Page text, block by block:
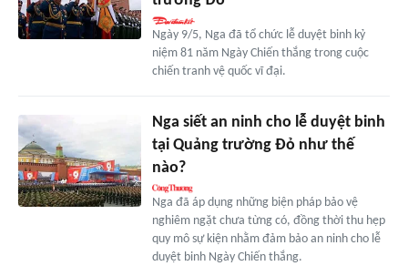
Ngày 9/5, Nga đã tổ chức lễ duyệt binh kỷ
niệm 81 năm Ngày Chiến thắng trong cuộc
chiến tranh vệ quốc vĩ đại.
Nga siết an ninh cho lễ duyệt binh
tại Quảng trường Đỏ như thế
nào?
Nga đã áp dụng những biện pháp bảo vệ
nghiêm ngặt chưa từng có, đồng thời thu hẹp
quy mô sự kiện nhằm đảm bảo an ninh cho lễ
duyệt binh Ngày Chiến thắng.